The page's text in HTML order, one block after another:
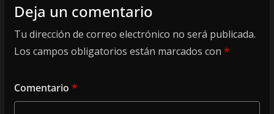
Deja un comentario
Tu dirección de correo electrónico no será publicada.
Los campos obligatorios están marcados con *
Comentario *